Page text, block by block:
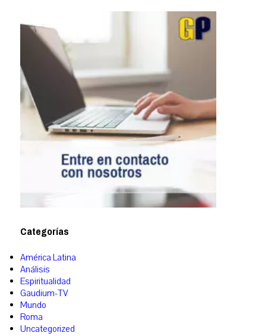
Categorías
América Latina
Análisis
Espiritualidad
Gaudium-TV
Mundo
Roma
Uncategorized